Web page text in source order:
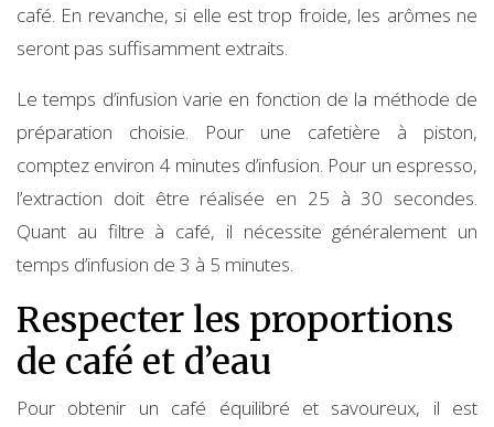
café. En revanche, si elle est trop froide, les arômes ne
seront pas suffisamment extraits.
Le temps d’infusion varie en fonction de la méthode de
préparation choisie. Pour une cafetière à piston,
comptez environ 4 minutes d’infusion. Pour un espresso,
l’extraction doit être réalisée en 25 à 30 secondes.
Quant au filtre à café, il nécessite généralement un
temps d’infusion de 3 à 5 minutes.
Respecter les proportions
de café et d’eau
Pour obtenir un café équilibré et savoureux, il est